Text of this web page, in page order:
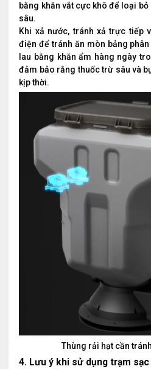
bằng khăn vắt cực khô để loại
sâu.
Khi xả nước, tránh xả trực tiếp
điện để tránh ăn mòn bảng
lau bằng khăn ẩm hàng ngày
đảm bảo rằng thuốc trừ sâu và
kịp thời.
Thùng rải hạt cần
4. Lưu ý khi sử dụng trạm